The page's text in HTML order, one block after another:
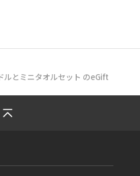
ルとミニタオルセット のeGift